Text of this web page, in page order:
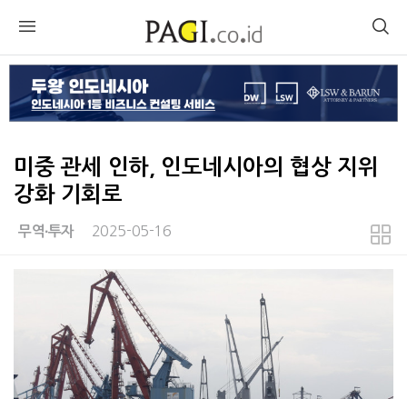
미중 관세 인하, 인도네시아의 협상 지위
강화 기회로
무역∙투자 2025-05-16